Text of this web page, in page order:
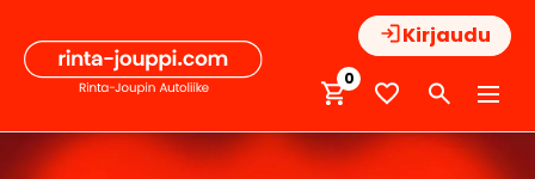
sisältöön
Kirjaudu
0